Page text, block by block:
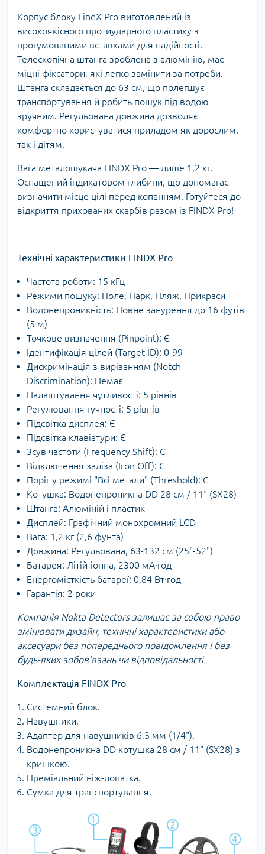
Корпус блоку FindX Pro виготовлений із
високоякісного протиударного пластику з
прогумованими вставками для надійності.
Телескопічна штанга зроблена з алюмінію, має
міцні фіксатори, які легко замінити за потреби.
Штанга складається до 63 см, що полегшує
транспортування й робить пошук під водою
зручним. Регульована довжина дозволяє
комфортно користуватися приладом як дорослим,
так і дітям.
Вага металошукача FINDX Pro — лише 1,2 кг.
Оснащений індикатором глибини, що допомагає
визначити місце цілі перед копанням. Готуйтеся до
відкриття прихованих скарбів разом із FINDX Pro!
Технічні характеристики FINDX Pro
Частота роботи: 15 кГц
Режими пошуку: Поле, Парк, Пляж, Прикраси
Водонепроникність: Повне занурення до 16 футів
(5 м)
Точкове визначення (Pinpoint): Є
Ідентифікація цілей (Target ID): 0-99
Дискримінація з вирізанням (Notch
Discrimination): Немає
Налаштування чутливості: 5 рівнів
Регулювання гучності: 5 рівнів
Підсвітка дисплея: Є
Підсвітка клавіатури: Є
Зсув частоти (Frequency Shift): Є
Відключення заліза (Iron Off): Є
Поріг у режимі "Всі метали" (Threshold): Є
Котушка: Водонепроникна DD 28 см / 11" (SX28)
Штанга: Алюміній і пластик
Дисплей: Графічний монохромний LCD
Вага: 1,2 кг (2,6 фунта)
Довжина: Регульована, 63-132 см (25"-52")
Батарея: Літій-іонна, 2300 мА·год
Енергомісткість батареї: 0,84 Вт·год
Гарантія: 2 роки
Компанія Nokta Detectors залишає за собою право
змінювати дизайн, технічні характеристики або
аксесуари без попереднього повідомлення і без
будь-яких зобов’язань чи відповідальності.
Комплектація FINDX Pro
Системний блок.
Навушники.
Адаптер для навушників 6,3 мм (1/4").
Водонепроникна DD котушка 28 см / 11" (SX28) з
кришкою.
Преміальний ніж-лопатка.
Сумка для транспортування.